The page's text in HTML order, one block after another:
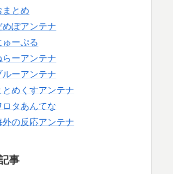
まとめ
めぽアンテナ
ゅーぷる
らーアンテナ
ルーアンテナ
とめくすアンテナ
ロタあんてな
外の反応アンテナ
事